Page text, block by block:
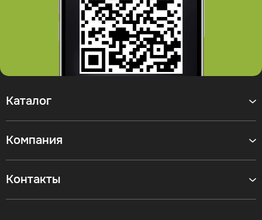
Контакты
Каталог
Компания